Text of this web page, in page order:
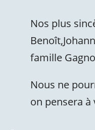
Nos plus
famille
Nous ne
on pensera à